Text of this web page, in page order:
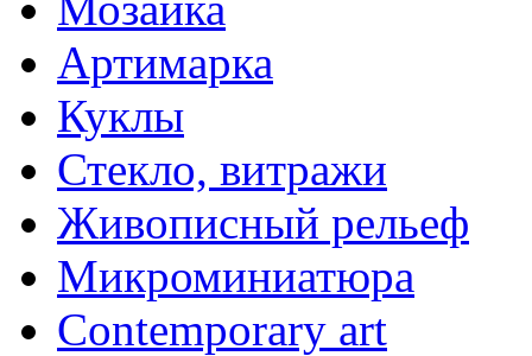
Артимарка
Куклы
Стекло, витражи
Живописный рельеф
Микроминиатюра
Contemporary art